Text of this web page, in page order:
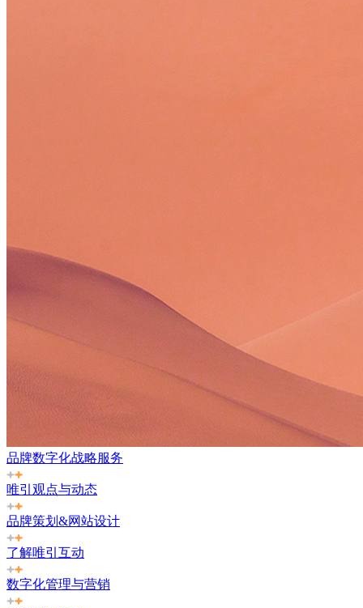
品牌数字化战略服务
唯引观点与动态
品牌策划&网站设计
了解唯引互动
数字化管理与营销